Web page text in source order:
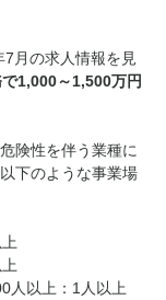
7月の求人情報を見
1,000～1,500万円
険性を伴う業種に
下のような事業場
人以上：1人以上